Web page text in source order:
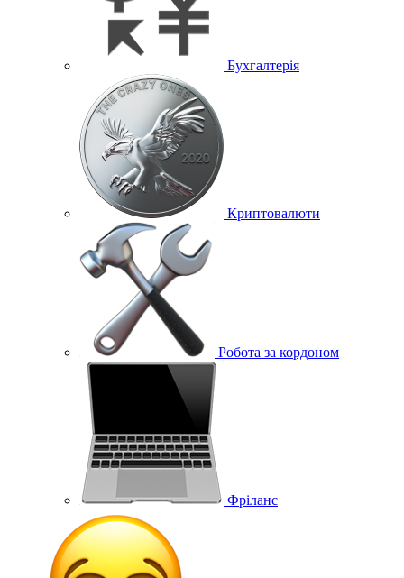
Бухгалтерія
Криптовалюти
Робота за кордоном
Фріланс